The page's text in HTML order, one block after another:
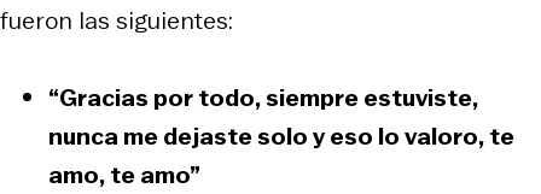
fueron las siguientes:
“Gracias por todo, siempre estuviste,
nunca me dejaste solo y eso lo valoro, te
amo, te amo”